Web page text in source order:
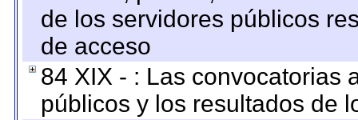
de los servidores públicos
de acceso
84 XIX - : Las convocatorias
públicos y los resultados de